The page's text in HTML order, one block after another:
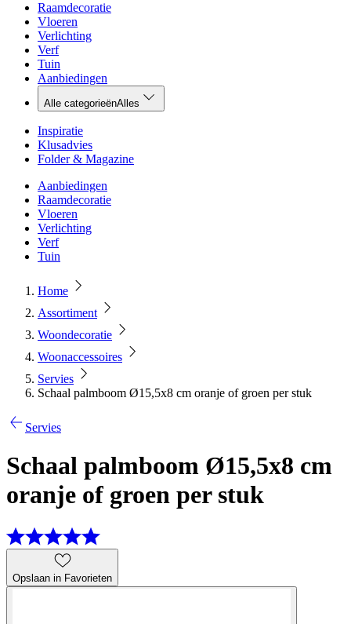
Raamdecoratie
Vloeren
Verlichting
Verf
Tuin
Aanbiedingen
Alle categorieënAlles
Inspiratie
Klusadvies
Folder & Magazine
Aanbiedingen
Raamdecoratie
Vloeren
Verlichting
Verf
Tuin
Home
Assortiment
Woondecoratie
Woonaccessoires
Servies
Schaal palmboom Ø15,5x8 cm oranje of groen per stuk
Servies
Schaal palmboom Ø15,5x8 cm
oranje of groen per stuk
Opslaan in Favorieten